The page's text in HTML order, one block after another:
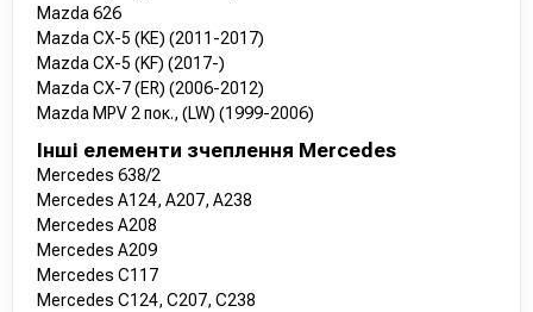
Mazda 626
Mazda CX-5 (KE) (2011-2017)
Mazda CX-5 (KF) (2017-)
Mazda CX-7 (ER) (2006-2012)
Mazda MPV 2 пок., (LW) (1999-2006)
Інші елементи зчеплення Mercedes
Mercedes 638/2
Mercedes A124, A207, A238
Mercedes A208
Mercedes A209
Mercedes C117
Mercedes C124, C207, C238